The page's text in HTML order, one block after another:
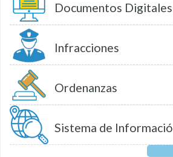
Documentos Digitales
Infracciones
Ordenanzas
Sistema de